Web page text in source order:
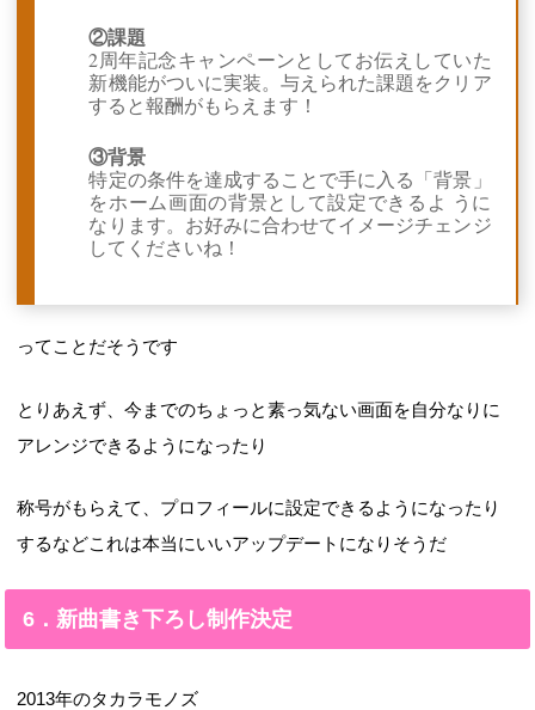
②課題
2周年記念キャンペーンとしてお伝えしていた
新機能がついに実装。与えられた課題をクリア
すると報酬がもらえます！
③背景
特定の条件を達成することで手に入る「背景」
をホーム画面の背景として設定できるよ うに
なります。お好みに合わせてイメージチェンジ
してくださいね！
ってことだそうです
とりあえず、今までのちょっと素っ気ない画面を自分なりに
アレンジできるようになったり
称号がもらえて、プロフィールに設定できるようになったり
するなどこれは本当にいいアップデートになりそうだ
6．新曲書き下ろし制作決定
2013年のタカラモノズ